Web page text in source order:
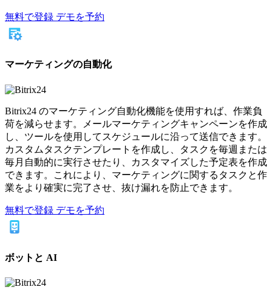
無料で登録 デモを予約
マーケティングの自動化
Bitrix24 のマーケティング自動化機能を使用すれば、作業負
荷を減らせます。メールマーケティングキャンペーンを作成
し、ツールを使用してスケジュールに沿って送信できます。
カスタムタスクテンプレートを作成し、タスクを毎週または
毎月自動的に実行させたり、カスタマイズした予定表を作成
できます。これにより、マーケティングに関するタスクと作
業をより確実に完了させ、抜け漏れを防止できます。
無料で登録 デモを予約
ボットと AI